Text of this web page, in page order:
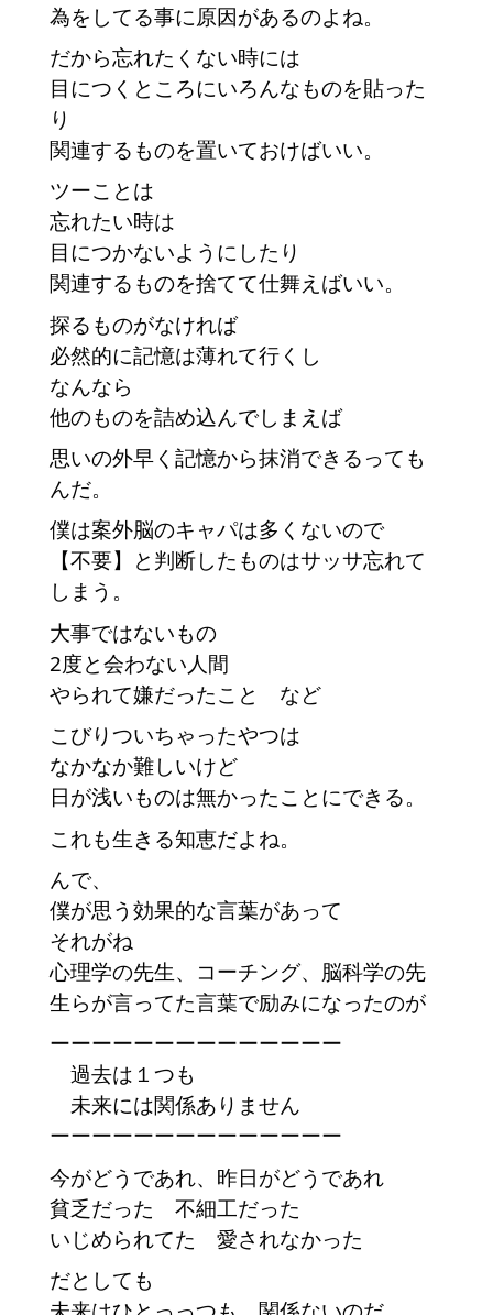
為をしてる事に原因があるのよね。
だから忘れたくない時には
目につくところにいろんなものを貼った
り
関連するものを置いておけばいい。
ツーことは
忘れたい時は
目につかないようにしたり
関連するものを捨てて仕舞えばいい。
探るものがなければ
必然的に記憶は薄れて行くし
なんなら
他のものを詰め込んでしまえば
思いの外早く記憶から抹消できるっても
んだ。
僕は案外脳のキャパは多くないので
【不要】と判断したものはサッサ忘れて
しまう。
大事ではないもの
2度と会わない人間
やられて嫌だったこと など
こびりついちゃったやつは
なかなか難しいけど
日が浅いものは無かったことにできる。
これも生きる知恵だよね。
んで、
僕が思う効果的な言葉があって
それがね
心理学の先生、コーチング、脳科学の先
生らが言ってた言葉で励みになったのが
ーーーーーーーーーーーーーー
過去は１つも
未来には関係ありません
ーーーーーーーーーーーーーー
今がどうであれ、昨日がどうであれ
貧乏だった 不細工だった
いじめられてた 愛されなかった
だとしても